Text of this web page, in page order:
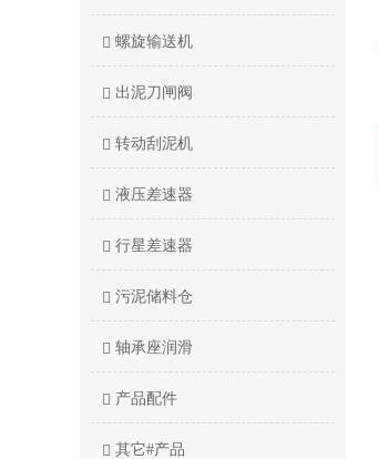
螺旋输送机
出泥刀闸阀
转动刮泥机
液压差速器
行星差速器
污泥储料仓
轴承座润滑
产品配件
其它#产品